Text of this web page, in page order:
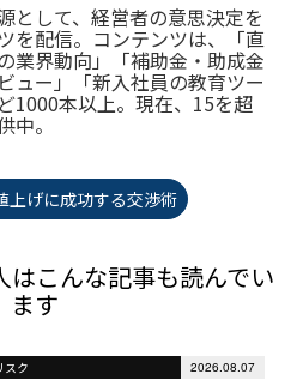
として、経営者の意思決定を
を配信。コンテンツは、「直
業界動向」「補助金・助成金
ュー」「新入社員の教育ツー
1000本以上。現在、15を超
中。
上げに成功する交渉術
はこんな記事も読んでい
ます
スク 2026.08.07